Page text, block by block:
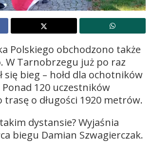
Polskiego obchodzono także
W Tarnobrzegu już po raz
się bieg – hołd dla ochotników
120 uczestników
trasę o długości 1920 metrów.
dystansie? Wyjaśnia
biegu Damian Szwagierczak.